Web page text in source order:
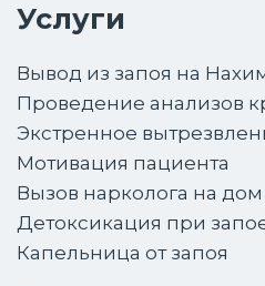
Услуги
Вывод из запоя на
Проведение анализов
Экстренное
Мотивация пациента
Вызов нарколога на дом
Детоксикация при
Капельница от запоя